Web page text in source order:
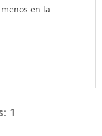
en la
1